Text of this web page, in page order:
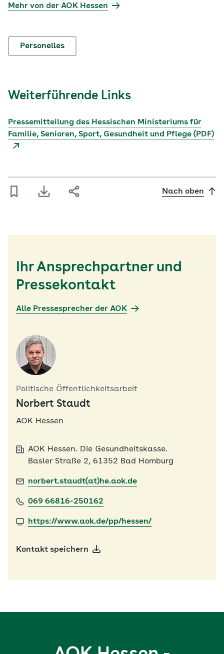
Mehr von der AOK Hessen
Personelles
Weiterführende Links
Pressemitteilung des Hessischen Ministeriums für
Familie, Senioren, Sport, Gesundheit und Pflege (PDF)
Nach oben
Ihr Ansprechpartner und
Pressekontakt
Alle Pressesprecher der AOK
Politische Öffentlichkeitsarbeit
Norbert Staudt
AOK Hessen
AOK Hessen. Die Gesundheitskasse.
Basler Straße 2, 61352 Bad Homburg
norbert.staudt(at)he.aok.de
069 66816-250162
https://www.aok.de/pp/hessen/
Kontakt speichern